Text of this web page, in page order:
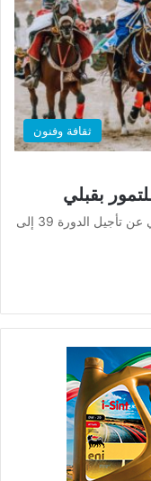
ثقافة وفنون
بقبلي
أعلنت جمعية المهرجان الدولي للتمور بقبلي عن تأجيل الدورة 39 إلى